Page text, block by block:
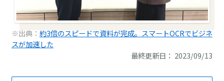
※出典： 約3倍のスピードで資料が完成。スマートOCRでビジネ
スが加速した
最終更新日： 2023/09/13